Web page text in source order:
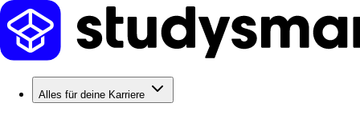
Alles für deine Karriere